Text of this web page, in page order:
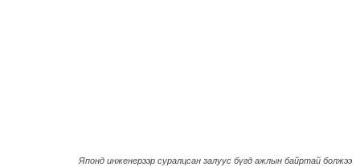
Японд инженерээр суралцсан залуус бүгд ажлын байртай болжээ